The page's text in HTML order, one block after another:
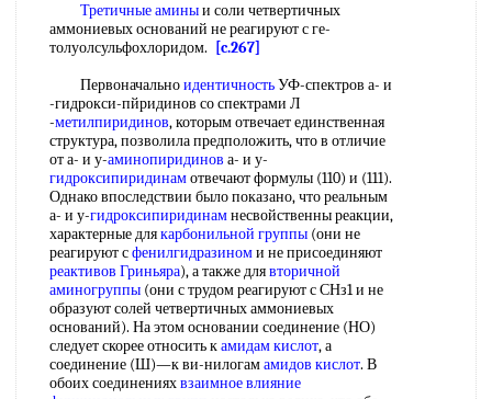
Третичные аминыи соли четвертичных
аммониевых оснований не реагируют с ге-
толуолсульфохлоридом.
[c.267]
ПервоначальноидентичностьУФ-спектров а- и
-гидрокси-пйридинов со спектрами Л
-метилпиридинов, которым отвечает единственная
структура, позволила предположить, что в отличие
от а- и у-аминопиридинов а- и у-
гидроксипиридинамотвечают формулы (110) и (111).
Однако впоследствии было показано, что реальным
а- и у-гидроксипиридинамнесвойственны реакции,
характерные длякарбонильной группы (они не
реагируют сфенилгидразиноми не присоединяют
реактивов Гриньяра), а также длявторичной
аминогруппы (они с трудом реагируют с СНз1 и не
образуют солей четвертичных аммониевых
оснований). На этом основании соединение (НО)
следует скорее относить камидам кислот, а
соединение (Ш)—к ви-нилогамамидов кислот. В
обоих соединенияхвзаимное влияние